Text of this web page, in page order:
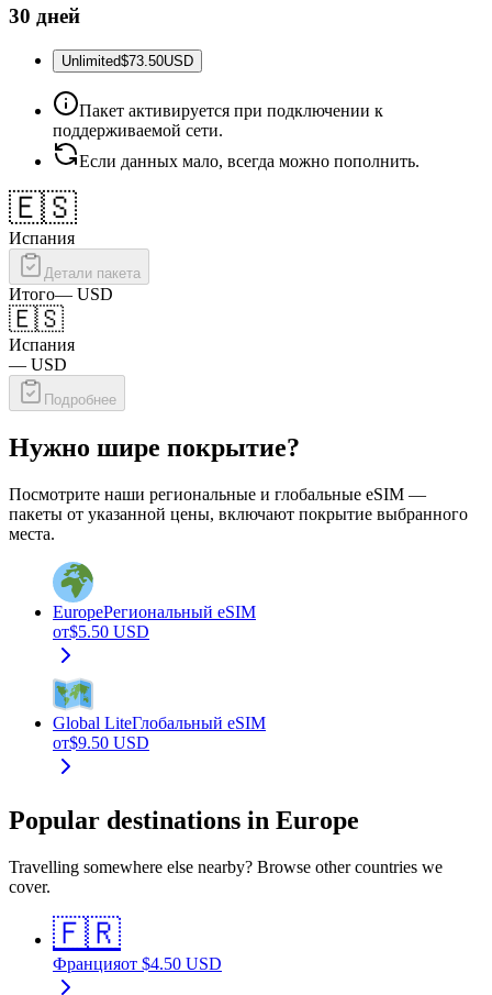
30 дней
Unlimited$73.50USD
Пакет активируется при подключении к
поддерживаемой сети.
Если данных мало, всегда можно пополнить.
🇪🇸
Испания
Детали пакета
Итого— USD
🇪🇸
Испания
— USD
Подробнее
Нужно шире покрытие?
Посмотрите наши региональные и глобальные eSIM —
пакеты от указанной цены, включают покрытие выбранного
места.
EuropeРегиональный eSIM
от$5.50 USD
Global LiteГлобальный eSIM
от$9.50 USD
Popular destinations in Europe
Travelling somewhere else nearby? Browse other countries we
cover.
🇫🇷
Францияот $4.50 USD